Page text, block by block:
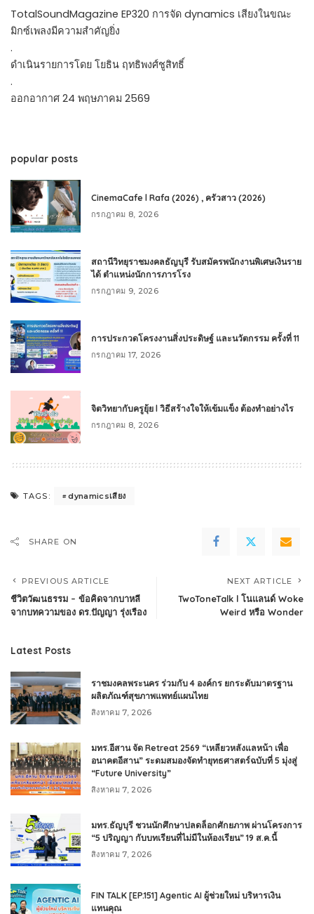
TotalSoundMagazine EP320 การจัด dynamics เสียงในขณะ
มิกซ์เพลงมีความสำคัญยิ่ง
.
ดำเนินรายการโดย โยธิน ฤทธิพงศ์ชูสิทธิ์
.
ออกอากาศ 24 พฤษภาคม 2569
popular posts
CinemaCafe l Rafa (2026) , ครัวสาว (2026)
กรกฎาคม 8, 2026
สถานีวิทยุราชมงคลธัญบุรี รับสมัครพนักงานพิเศษเงินราย
ได้ ตำแหน่งนักการภารโรง
กรกฎาคม 9, 2026
การประกวดโครงงานสิ่งประดิษฐ์ และนวัตกรรม ครั้งที่ 11
กรกฎาคม 17, 2026
จิตวิทยากับครูยุ้ย l วิธีสร้างใจให้เข้มแข็ง ต้องทำอย่างไร
กรกฎาคม 8, 2026
TAGS: dynamicsเสียง
SHARE ON
PREVIOUS ARTICLE
ชีวิตวัฒนธรรม – ข้อคิดจากบาหลี
จากบทความของ ดร.ปัญญา รุ่งเรือง
NEXT ARTICLE
TwoToneTalk l โนแลนด์ Woke
Weird หรือ Wonder
Latest Posts
ราชมงคลพระนคร ร่วมกับ 4 องค์กร ยกระดับมาตรฐาน
ผลิตภัณฑ์สุขภาพแพทย์แผนไทย
สิงหาคม 7, 2026
มทร.อีสาน จัด Retreat 2569 “เหลียวหลังแลหน้า เพื่อ
อนาคตอีสาน” ระดมสมองจัดทำยุทธศาสตร์ฉบับที่ 5 มุ่งสู่
“Future University”
สิงหาคม 7, 2026
มทร.ธัญบุรี ชวนนักศึกษาปลดล็อกศักยภาพ ผ่านโครงการ
“5 ปริญญา กับบทเรียนที่ไม่มีในห้องเรียน” 19 ส.ค.นี้
สิงหาคม 7, 2026
FIN TALK [EP.151] Agentic AI ผู้ช่วยใหม่ บริหารเงิน
แทนคุณ